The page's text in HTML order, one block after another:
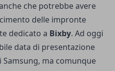
che potrebbe avere
delle impronte
dedicato a Bixby. Ad oggi
data di presentazione
ma comunque